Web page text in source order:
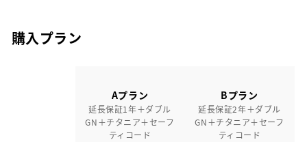
購入プラン
Aプラン
延長保証1年＋ダブル
GN＋チタニア＋セーフ
ティコード
Bプラン
延長保証2年＋ダブル
GN＋チタニア＋セーフ
ティコード